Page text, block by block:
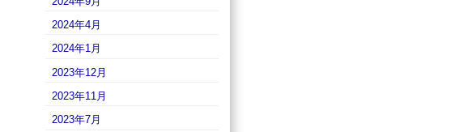
2024年4月
2024年1月
2023年12月
2023年11月
2023年7月